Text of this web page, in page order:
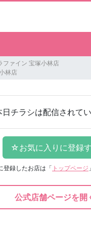
ファイン 宝塚小林店
林店
日チラシは配信されて
登録したお店は 「 トップページ
公式店舗ページを開